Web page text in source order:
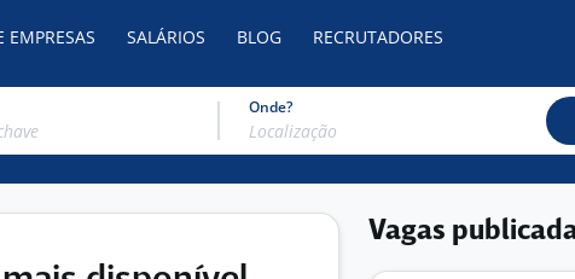
EMPRESAS SALÁRIOS BLOG RECRUTADORES
Onde?
Vagas